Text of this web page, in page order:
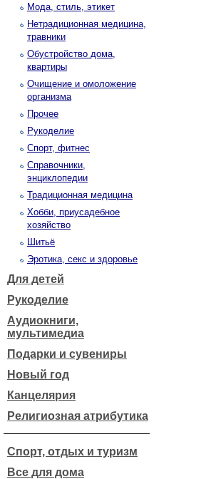
Мода, стиль, этикет
Нетрадиционная медицина,
травники
Обустройство дома,
квартиры
Очищение и омоложение
организма
Прочее
Рукоделие
Спорт, фитнес
Справочники,
энциклопедии
Традиционная медицина
Хобби, приусадебное
хозяйство
Шитьё
Эротика, секс и здоровье
Для детей
Рукоделие
Аудиокниги,
мультимедиа
Подарки и сувениры
Новый год
Канцелярия
Религиозная атрибутика
Спорт, отдых и туризм
Все для дома